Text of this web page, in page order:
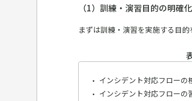
（1）訓練・演習目的の明確化
まずは訓練・演習を実施する目
インシデント対応フローの
インシデント対応フローの